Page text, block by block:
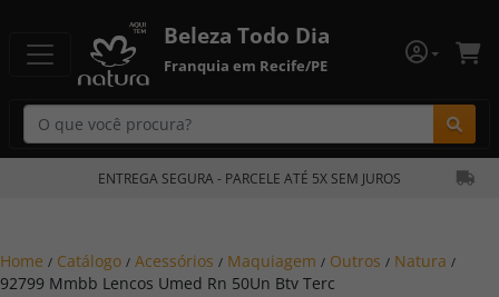
Beleza Todo Dia
Franquia em Recife/PE
ENTREGA SEGURA - PARCELE ATÉ 5X SEM JUROS
Home / Catálogo / Acessórios / Maquiagem / Outros / Natura /
92799 Mmbb Lencos Umed Rn 50Un Btv Terc